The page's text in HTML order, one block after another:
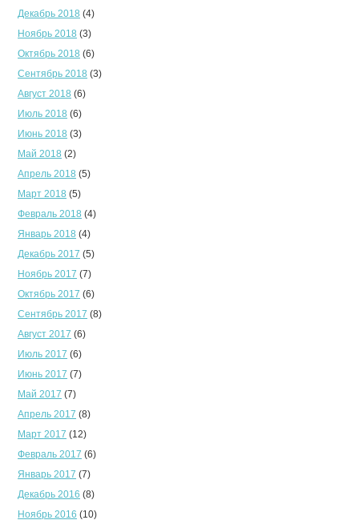
Декабрь 2018 (4)
Ноябрь 2018 (3)
Октябрь 2018 (6)
Сентябрь 2018 (3)
Август 2018 (6)
Июль 2018 (6)
Июнь 2018 (3)
Май 2018 (2)
Апрель 2018 (5)
Март 2018 (5)
Февраль 2018 (4)
Январь 2018 (4)
Декабрь 2017 (5)
Ноябрь 2017 (7)
Октябрь 2017 (6)
Сентябрь 2017 (8)
Август 2017 (6)
Июль 2017 (6)
Июнь 2017 (7)
Май 2017 (7)
Апрель 2017 (8)
Март 2017 (12)
Февраль 2017 (6)
Январь 2017 (7)
Декабрь 2016 (8)
Ноябрь 2016 (10)